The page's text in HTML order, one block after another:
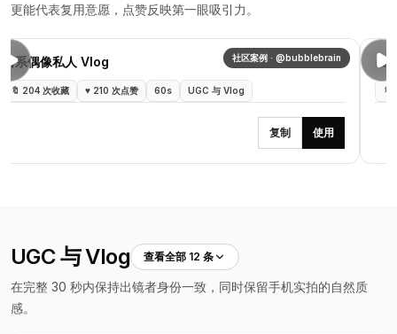
更能代表复用意愿，点赞反映第一眼吸引力。
社区案例 · @bubblebrain
日系偶像私人 Vlog
🔖 204 次收藏 ♥210 次点赞 60s UGC 与 Vlog
复制 使用
暴
🔖
UGC 与 Vlog 查看全部 12 条
在完整 30 秒内保持出镜者身份一致，同时保留手机实拍的自然质
感。